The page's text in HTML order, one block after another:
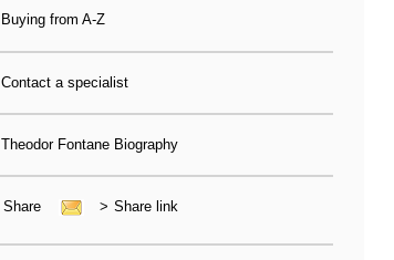
Buying from A-Z
Contact a specialist
Theodor Fontane Biography
Share > Share link